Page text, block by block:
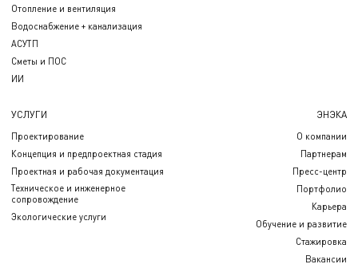
Отопление и вентиляция
Водоснабжение + канализация
АСУТП
Сметы и ПОС
ИИ
УСЛУГИ
Проектирование
Концепция и предпроектная стадия
Проектная и рабочая документация
Техническое и инженерное
сопровождение
Экологические услуги
ЭНЭКА
О компании
Партнерам
Пресс-центр
Портфолио
Карьера
Обучение и развитие
Стажировка
Вакансии